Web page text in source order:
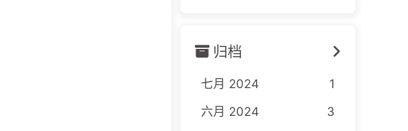
归档
七月 2024
1
六月 2024
3